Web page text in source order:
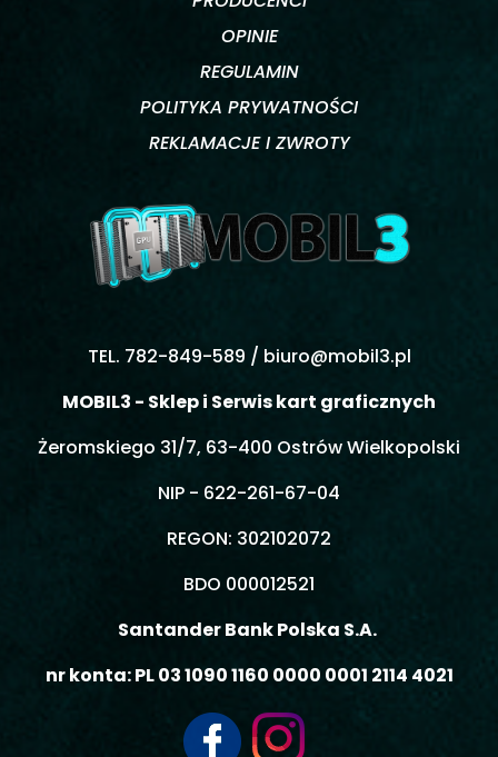
OPINIE
REGULAMIN
POLITYKA PRYWATNOŚCI
REKLAMACJE I ZWROTY
TEL. 782-849-589 / biuro@mobil3.pl
MOBIL3 - Sklep i Serwis kart graficznych
Żeromskiego 31/7, 63-400 Ostrów Wielkopolski
NIP - 622-261-67-04
REGON: 302102072
BDO 000012521
Santander Bank Polska S.A.
nr konta: PL 03 1090 1160 0000 0001 2114 4021